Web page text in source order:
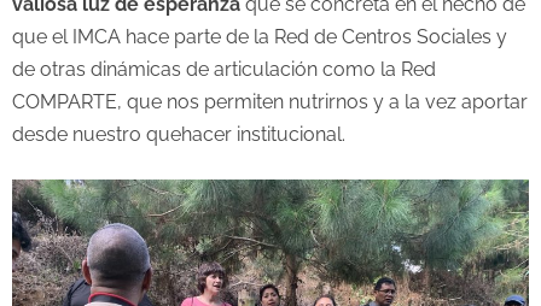
que el IMCA hace parte de la Red de Centros Sociales y
de otras dinámicas de articulación como la Red
COMPARTE, que nos permiten nutrirnos y a la vez aportar
desde nuestro quehacer institucional.